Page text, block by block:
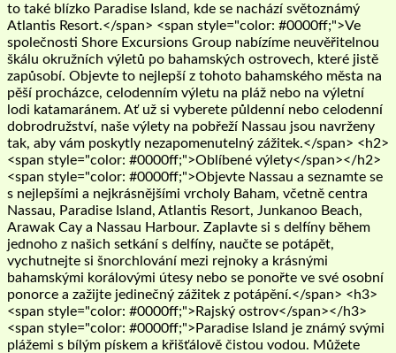
to také blízko Paradise Island, kde se nachází světoznámý
Atlantis Resort.</span> <span style="color: #0000ff;">Ve
společnosti Shore Excursions Group nabízíme neuvěřitelnou
škálu okružních výletů po bahamských ostrovech, které jistě
zapůsobí. Objevte to nejlepší z tohoto bahamského města na
pěší procházce, celodenním výletu na pláž nebo na výletní
lodi katamaránem. Ať už si vyberete půldenní nebo celodenní
dobrodružství, naše výlety na pobřeží Nassau jsou navrženy
tak, aby vám poskytly nezapomenutelný zážitek.</span> <h2>
<span style="color: #0000ff;">Oblíbené výlety</span></h2>
<span style="color: #0000ff;">Objevte Nassau a seznamte se
s nejlepšími a nejkrásnějšími vrcholy Baham, včetně centra
Nassau, Paradise Island, Atlantis Resort, Junkanoo Beach,
Arawak Cay a Nassau Harbour. Zaplavte si s delfíny během
jednoho z našich setkání s delfíny, naučte se potápět,
vychutnejte si šnorchlování mezi rejnoky a krásnými
bahamskými korálovými útesy nebo se ponořte ve své osobní
ponorce a zažijte jedinečný zážitek z potápění.</span> <h3>
<span style="color: #0000ff;">Rajský ostrov</span></h3>
<span style="color: #0000ff;">Paradise Island je známý svými
plážemi s bílým pískem a křišťálově čistou vodou. Můžete